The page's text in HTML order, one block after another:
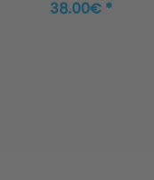
38.00€ *